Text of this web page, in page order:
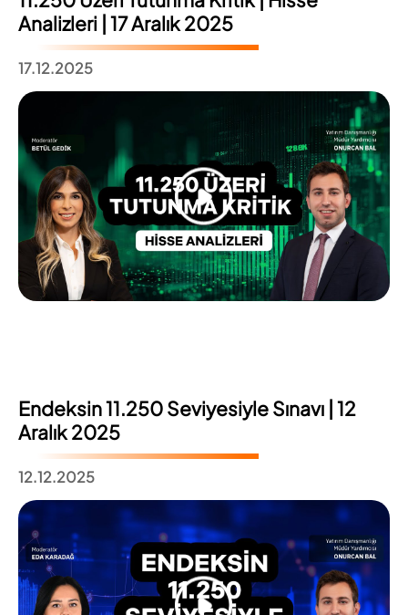
Analizleri | 17 Aralık 2025
17.12.2025
Endeksin 11.250 Seviyesiyle Sınavı | 12
Aralık 2025
12.12.2025